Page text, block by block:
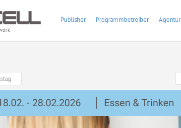
Publisher Programmbetreiber Agentur
- 28.02.2026 Essen & Trinken